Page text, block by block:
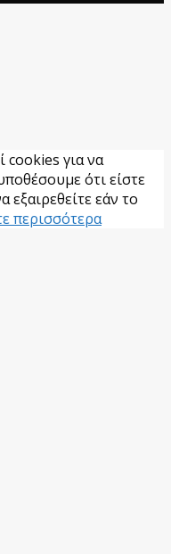
cookies για να
ότι είστε
εξαιρεθείτε εάν το
περισσότερα